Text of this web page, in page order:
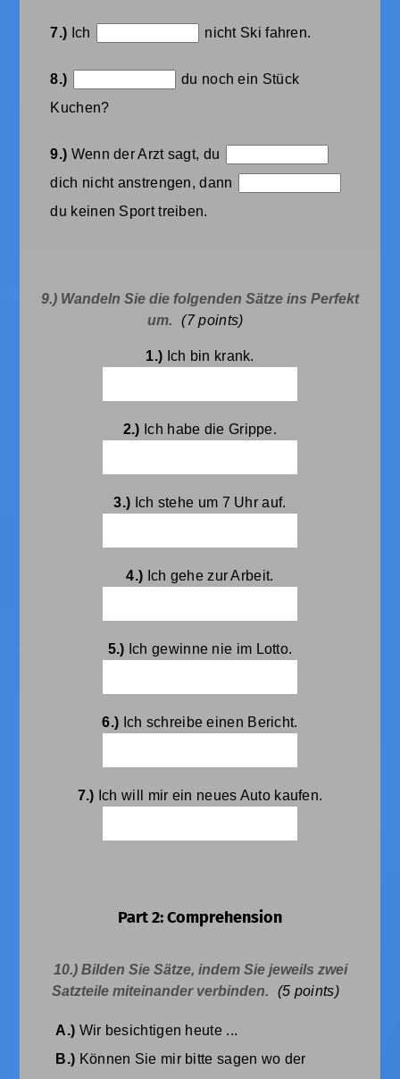
7.) Ich nicht Ski fahren.
8.)
du noch ein Stück
Kuchen?
9.) Wenn der Arzt sagt, du
dich nicht anstrengen, dann
du keinen Sport treiben.
9.) Wandeln Sie die folgenden Sätze ins Perfekt
um.
(7points)
1.) Ich bin krank.
2.) Ich habe die Grippe.
3.) Ich stehe um 7 Uhr auf.
4.) Ich gehe zur Arbeit.
5.) Ich gewinne nie im Lotto.
6.) Ich schreibe einen Bericht.
7.) Ich will mir ein neues Auto kaufen.
Part 2: Comprehension
10.) Bilden Sie Sätze, indem Sie jeweils zwei
Satzteile miteinander verbinden.
(5 points)
A.) Wir besichtigen heute ...
B.) Können Sie mir bitte sagen wo der